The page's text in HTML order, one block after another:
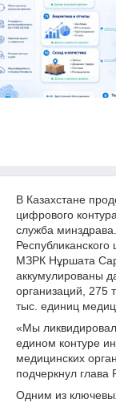
В Казахстане
цифрового
служба
МЗРК Нұршата
аккумулированы
организаций, 275
тыс. единиц
«Мы
едином контуре
медицинских
подчеркнул глава
Одним из